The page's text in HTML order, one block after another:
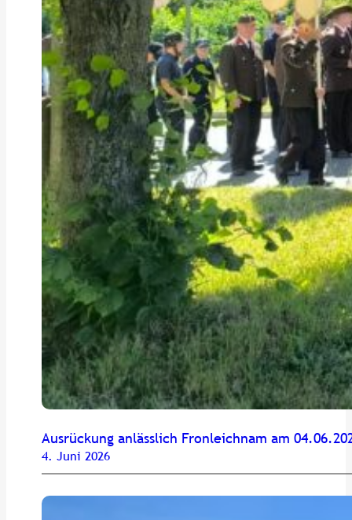
Ausrückung anlässlich Fronleichnam am
4. Juni 2026